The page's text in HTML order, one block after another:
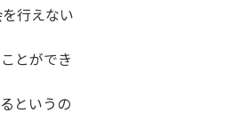
行えない
とができ
というの